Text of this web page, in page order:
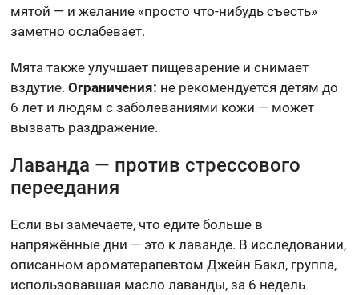
мятой — и желание «просто что-нибудь съесть»
заметно ослабевает.
Мята также улучшает пищеварение и снимает
вздутие.Ограничения: не рекомендуется детям до
6 лет и людям с заболеваниями кожи — может
вызвать раздражение.
Лаванда — против стрессового
переедания
Если вы замечаете, что едите больше в
напряжённые дни — это к лаванде. В исследовании,
описанном ароматерапевтом Джейн Бакл, группа,
использовавшая масло лаванды, за 6 недель